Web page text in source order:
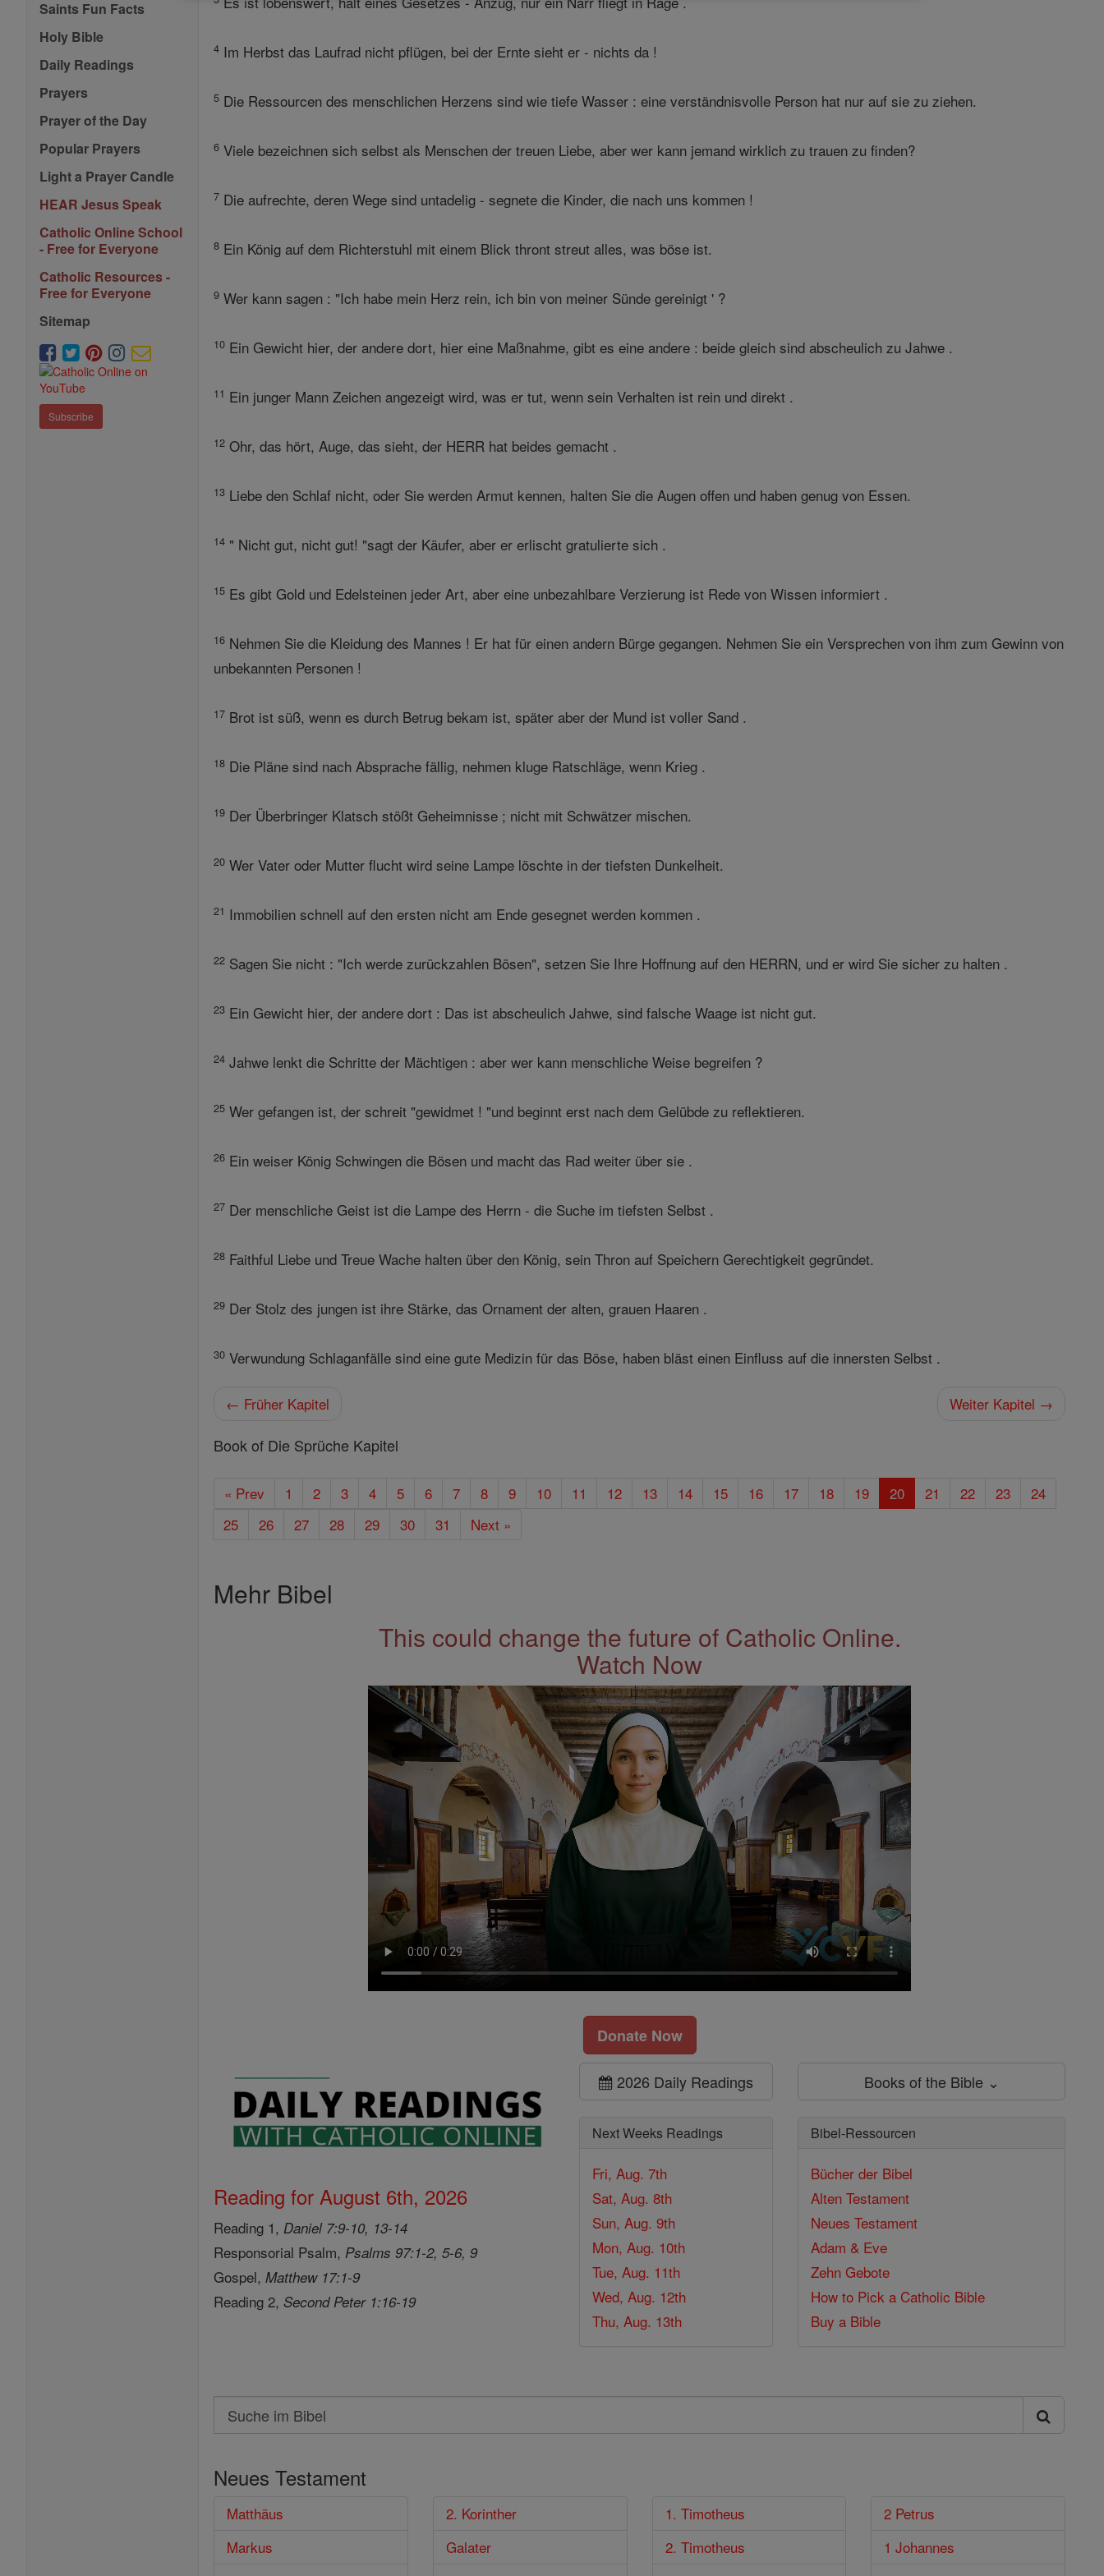
Saints Fun Facts
Holy Bible
Daily Readings
Prayers
Prayer of the Day
Popular Prayers
Light a Prayer Candle
HEAR Jesus Speak
Catholic Online School
- Free for Everyone
Catholic Resources -
Free for Everyone
Sitemap
Subscribe
4 Im Herbst das Laufrad nicht pflügen, bei der Ernte sieht er - nichts da !
5 Die Ressourcen des menschlichen Herzens sind wie tiefe Wasser : eine verständnisvolle Person hat nur auf sie zu ziehen.
6 Viele bezeichnen sich selbst als Menschen der treuen Liebe, aber wer kann jemand wirklich zu trauen zu finden?
7 Die aufrechte, deren Wege sind untadelig - segnete die Kinder, die nach uns kommen !
8 Ein König auf dem Richterstuhl mit einem Blick thront streut alles, was böse ist.
9 Wer kann sagen : "Ich habe mein Herz rein, ich bin von meiner Sünde gereinigt ' ?
10 Ein Gewicht hier, der andere dort, hier eine Maßnahme, gibt es eine andere : beide gleich sind abscheulich zu Jahwe .
11 Ein junger Mann Zeichen angezeigt wird, was er tut, wenn sein Verhalten ist rein und direkt .
12 Ohr, das hört, Auge, das sieht, der HERR hat beides gemacht .
13 Liebe den Schlaf nicht, oder Sie werden Armut kennen, halten Sie die Augen offen und haben genug von Essen.
14 " Nicht gut, nicht gut! "sagt der Käufer, aber er erlischt gratulierte sich .
15 Es gibt Gold und Edelsteinen jeder Art, aber eine unbezahlbare Verzierung ist Rede von Wissen informiert .
16 Nehmen Sie die Kleidung des Mannes ! Er hat für einen andern Bürge gegangen. Nehmen Sie ein Versprechen von ihm zum Gewinn von
unbekannten Personen !
17 Brot ist süß, wenn es durch Betrug bekam ist, später aber der Mund ist voller Sand .
18 Die Pläne sind nach Absprache fällig, nehmen kluge Ratschläge, wenn Krieg .
19 Der Überbringer Klatsch stößt Geheimnisse ; nicht mit Schwätzer mischen.
20 Wer Vater oder Mutter flucht wird seine Lampe löschte in der tiefsten Dunkelheit.
21 Immobilien schnell auf den ersten nicht am Ende gesegnet werden kommen .
22 Sagen Sie nicht : "Ich werde zurückzahlen Bösen", setzen Sie Ihre Hoffnung auf den HERRN, und er wird Sie sicher zu halten .
23 Ein Gewicht hier, der andere dort : Das ist abscheulich Jahwe, sind falsche Waage ist nicht gut.
24 Jahwe lenkt die Schritte der Mächtigen : aber wer kann menschliche Weise begreifen ?
25 Wer gefangen ist, der schreit "gewidmet ! "und beginnt erst nach dem Gelübde zu reflektieren.
26 Ein weiser König Schwingen die Bösen und macht das Rad weiter über sie .
27 Der menschliche Geist ist die Lampe des Herrn - die Suche im tiefsten Selbst .
28 Faithful Liebe und Treue Wache halten über den König, sein Thron auf Speichern Gerechtigkeit gegründet.
29 Der Stolz des jungen ist ihre Stärke, das Ornament der alten, grauen Haaren .
30 Verwundung Schlaganfälle sind eine gute Medizin für das Böse, haben bläst einen Einfluss auf die innersten Selbst .
← Früher Kapitel Weiter Kapitel →
Book of Die Sprüche Kapitel
« Prev 1 2 3 4 5 6 7 8 9 10 11 12 13 14 15 16 17 18 19 20 21 22 23
24
25
26 27 28 29 30 31 Next »
Mehr Bibel
This could change the future of Catholic Online.
Watch Now
Donate Now
Reading for August 6th, 2026
Reading 1, Daniel 7:9-10, 13-14
Responsorial Psalm, Psalms 97:1-2, 5-6, 9
Gospel,Matthew 17:1-9
Reading 2,Second Peter 1:16-19
2026 Daily Readings
Next Weeks Readings
Fri, Aug. 7th
Sat, Aug. 8th
Sun, Aug. 9th
Mon, Aug. 10th
Tue, Aug. 11th
Wed, Aug. 12th
Thu, Aug. 13th
Books of the Bible ⌄
Bibel-Ressourcen
Bücher der Bibel
Alten Testament
Neues Testament
Adam & Eve
Zehn Gebote
How to Pick a Catholic Bible
Buy a Bible
Search
Suche
Bibel
Neues Testament
Matthäus
Markus
2. Korinther
Galater
1. Timotheus
2. Timotheus
2 Petrus
1 Johannes